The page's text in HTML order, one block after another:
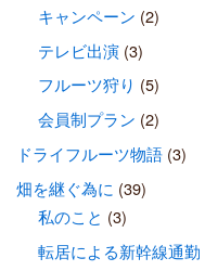
キャンペーン (2)
テレビ出演(3)
フルーツ狩り (5)
会員制プラン (2)
ドライフルーツ物語(3)
畑を継ぐ為に (39)
私のこと (3)
転居による新幹線通勤